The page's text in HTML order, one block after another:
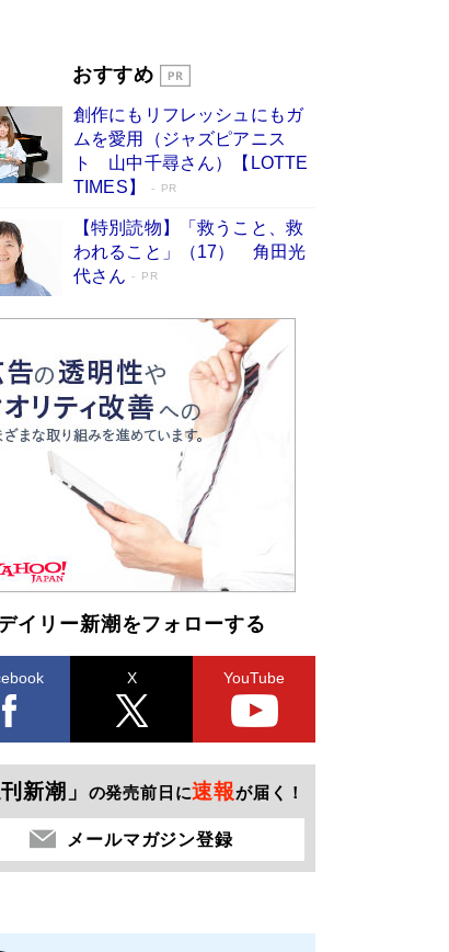
火垂るの墓』は、大嘘である」原作者が抱き
た“自責の念”とは…「自己憐憫は描きたくな
監督が徹底的にこだわったこと（後編） #
記憶
Book Bang
おすすめ
創作にもリフレッシュにもガ
ムを愛用（ジャズピアニス
ト 山中千尋さん）【LOTTE
TIMES】
PR
【特別読物】「救うこと、救
われること」（17） 角田光
代さん
PR
イリー新潮をフォローする
X YouTube
刊新潮」 の発売前日に速報が届く！
メールマガジン登録